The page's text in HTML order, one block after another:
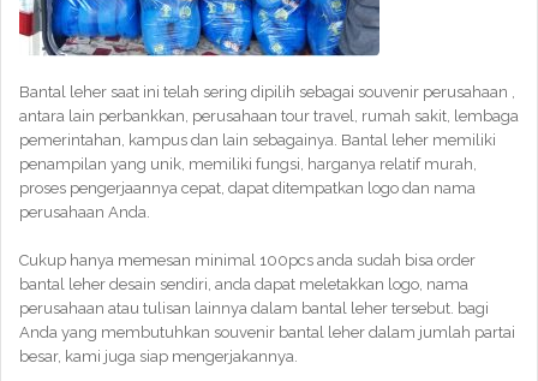
Bantal leher saat ini telah sering dipilih sebagai souvenir perusahaan ,
antara lain perbankkan, perusahaan tour travel, rumah sakit, lembaga
pemerintahan, kampus dan lain sebagainya. Bantal leher memiliki
penampilan yang unik, memiliki fungsi, harganya relatif murah,
proses pengerjaannya cepat, dapat ditempatkan logo dan nama
perusahaan Anda.
Cukup hanya memesan minimal 100pcs anda sudah bisa order
bantal leher desain sendiri, anda dapat meletakkan logo, nama
perusahaan atau tulisan lainnya dalam bantal leher tersebut. bagi
Anda yang membutuhkan souvenir bantal leher dalam jumlah partai
besar, kami juga siap mengerjakannya.